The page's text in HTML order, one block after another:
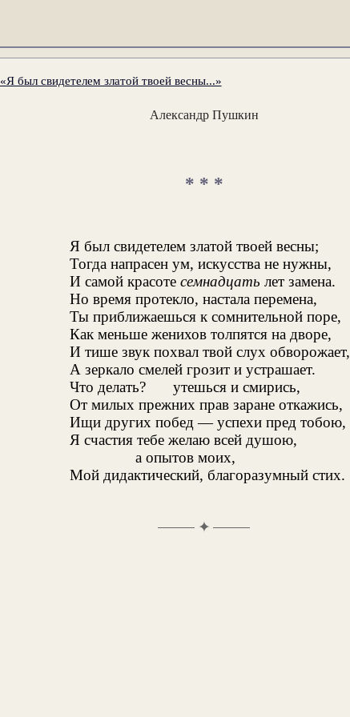
«Я был свидетелем златой твоей весны...»
Александр Пушкин
* * *
Я был свидетелем златой твоей весны;
Тогда напрасен ум, искусства не нужны,
И самой красотесемнадцать лет замена.
Но время протекло, настала перемена,
Ты приближаешься к сомнительной поре,
Как меньше женихов толпятся на дворе,
И тише звук похвал твой слух обворожает,
А зеркало смелей грозит и устрашает.
Что делать?
утешься и смирись,
От милых прежних прав заране откажись,
Ищи других побед — успехи пред тобою,
Я счастия тебе желаю всей душою,
а опытов моих,
Мой дидактический, благоразумный стих.
✦